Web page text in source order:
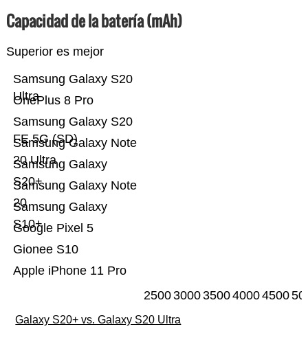
Capacidad de la batería (mAh)
Superior es mejor
Apple iPhone 11 Pro
Gionee S10
Google Pixel 5
Samsung Galaxy
S10+
Samsung Galaxy Note
20
Samsung Galaxy
S20+
Samsung Galaxy Note
20 Ultra
Samsung Galaxy S20
FE 5G (SD)
OnePlus 8 Pro
Samsung Galaxy S20
Ultra
25003000350040004500
Galaxy S20+ vs. Galaxy S20 Ultra